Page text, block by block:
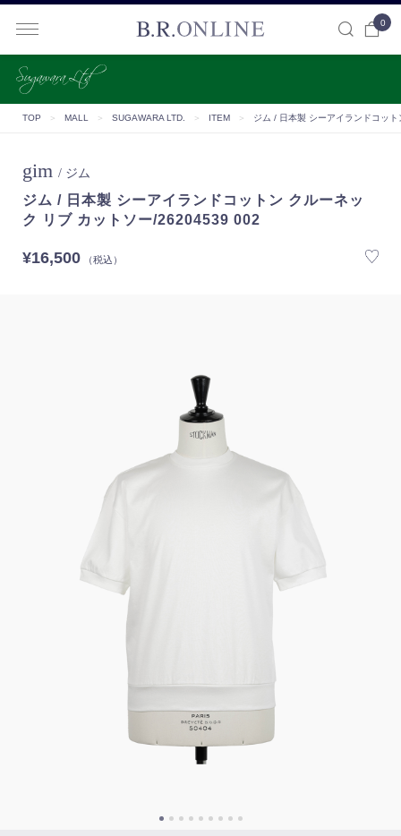
0
TOP ＞ MALL ＞ SUGAWARA LTD. ＞ ITEM ＞ ジム / 日本製 シーアイランドコッ
gim / ジム
ジム / 日本製 シーアイランドコットン クルーネッ
ク リブ カットソー/26204539 002
¥16,500（税込）